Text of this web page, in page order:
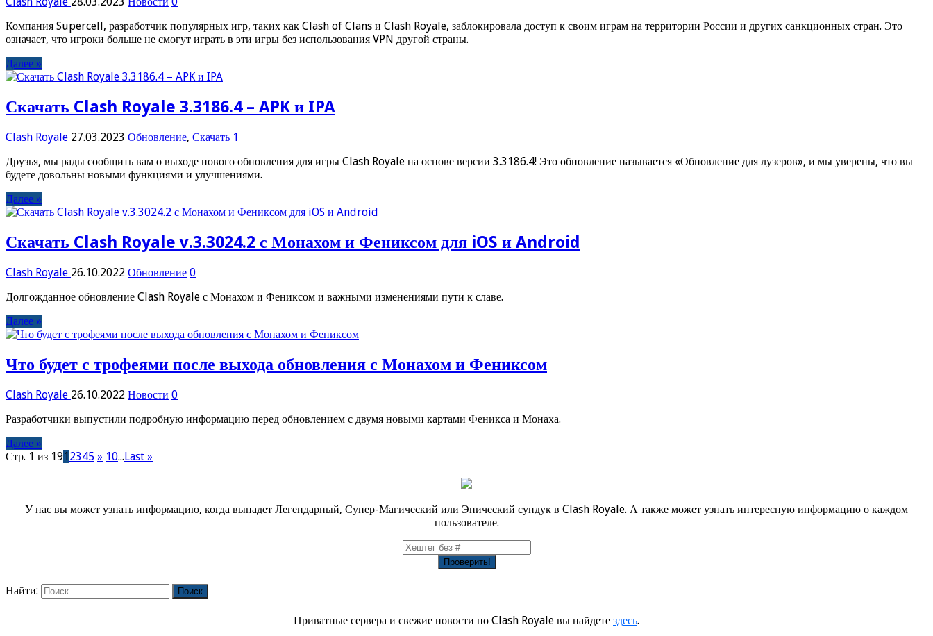
Компания Supercell, разработчик популярных игр, таких как Clash of Clans и Clash Royale, заблокировала доступ к своим играм на территории России и других санкционных стран. Это
означает, что игроки больше не смогут играть в эти игры без использования VPN другой страны.
Далее »
Скачать Clash Royale 3.3186.4 – APK и IPA
Clash Royale 27.03.2023 Обновление, Скачать 1
Друзья, мы рады сообщить вам о выходе нового обновления для игры Clash Royale на основе версии 3.3186.4! Это обновление называется «Обновление для лузеров», и мы уверены, что вы
будете довольны новыми функциями и улучшениями.
Далее »
Скачать Clash Royale v.3.3024.2 с Монахом и Фениксом для iOS и Android
Clash Royale 26.10.2022 Обновление 0
Долгожданное обновление Clash Royale с Монахом и Фениксом и важными изменениями пути к славе.
Далее »
Что будет с трофеями после выхода обновления с Монахом и Фениксом
Clash Royale 26.10.2022 Новости 0
Разработчики выпустили подробную информацию перед обновлением с двумя новыми картами Феникса и Монаха.
Далее »
Стр. 1 из 191 2345 » 10...Last »
У нас вы может узнать информацию, когда выпадет Легендарный, Супер-Магический или Эпический сундук в Clash Royale. А также может узнать интересную информацию о каждом
пользователе.
Найти:
Приватные сервера и свежие новости по Clash Royale вы найдете здесь.